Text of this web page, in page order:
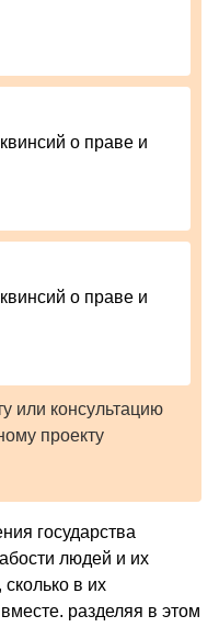
о праве и
о праве и
или консультацию
проекту
государства
людей и их
в их
разделяя в этом